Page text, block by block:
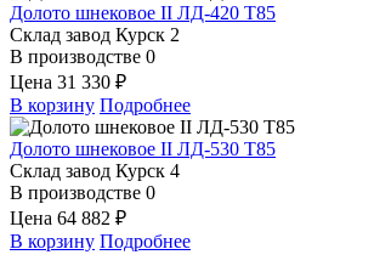
Долото шнековое II ЛД-420 Т85
Склад завод Курск 2
В производстве 0
Цена 31 330 ₽
В корзину Подробнее
Долото шнековое II ЛД-530 Т85
Склад завод Курск 4
В производстве 0
Цена 64 882 ₽
В корзину Подробнее